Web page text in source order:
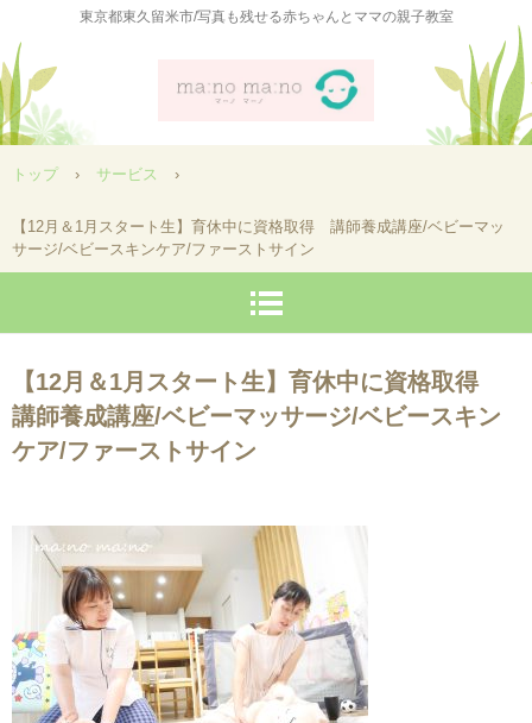
東京都東久留米市/写真も残せる赤ちゃんとママの親子教室
トップ › サービス ›
【12月＆1月スタート生】育休中に資格取得 講師養成講座/ベビーマッ
サージ/ベビースキンケア/ファーストサイン
【12月＆1月スタート生】育休中に資格取得
講師養成講座/ベビーマッサージ/ベビースキン
ケア/ファーストサイン